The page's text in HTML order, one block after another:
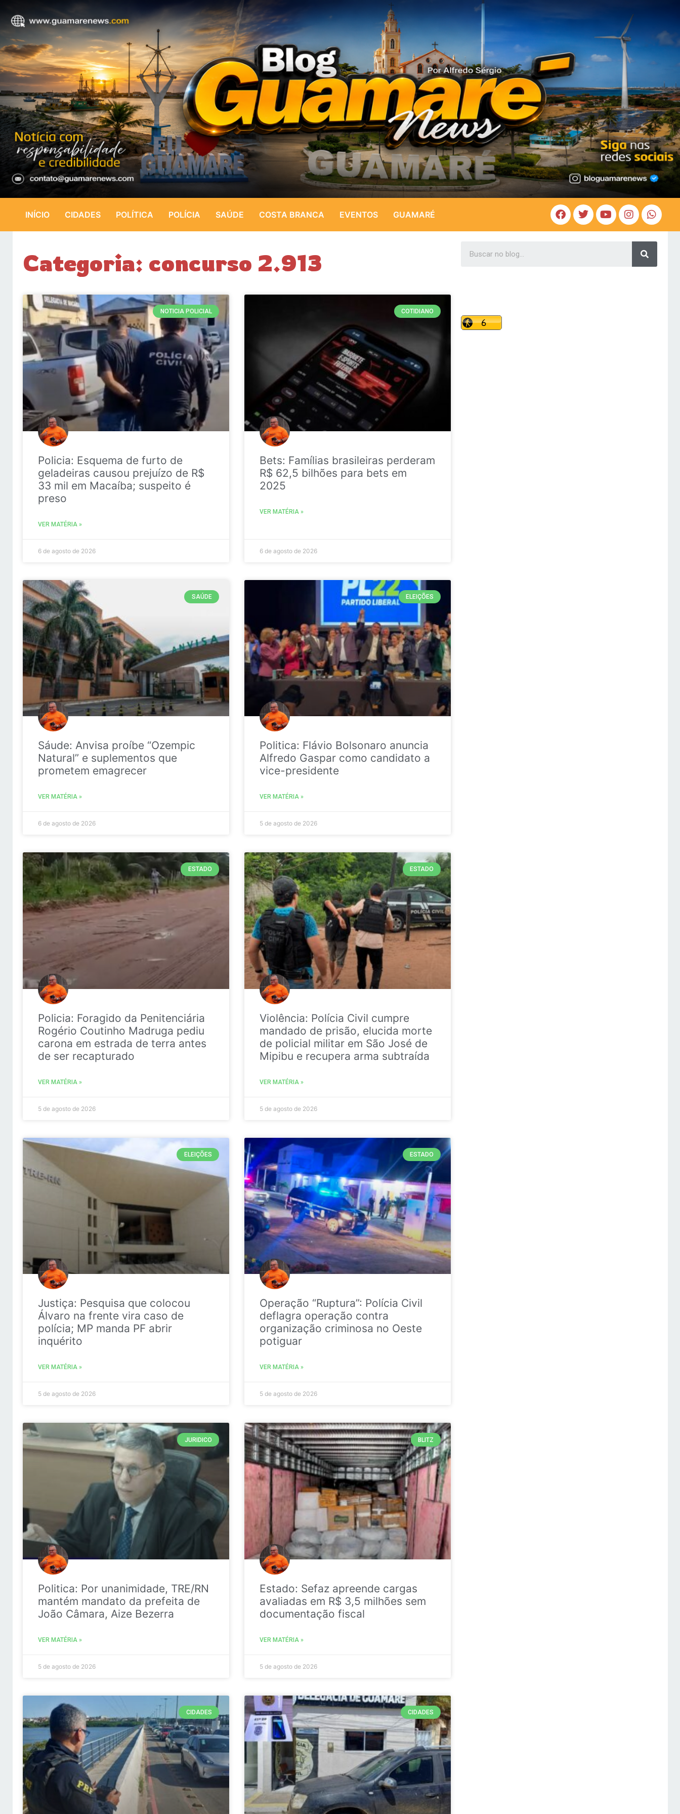
INÍCIO CIDADES POLÍTICA POLÍCIA SAÚDE COSTA BRANCA EVENTOS GUAMARÉ
Categoria: concurso 2.913
NOTICIA POLICIAL
Policia: Esquema de furto de
geladeiras causou prejuízo de R$
33 mil em Macaíba; suspeito é
preso
VER MATÉRIA »
6 de agosto de 2026
COTIDIANO
Bets: Famílias brasileiras perderam
R$ 62,5 bilhões para bets em
2025
VER MATÉRIA »
6 de agosto de 2026
SAÚDE
Sáude: Anvisa proíbe “Ozempic
Natural” e suplementos que
prometem emagrecer
VER MATÉRIA »
6 de agosto de 2026
ELEIÇÕES
Politica: Flávio Bolsonaro anuncia
Alfredo Gaspar como candidato a
vice-presidente
VER MATÉRIA »
5 de agosto de 2026
ESTADO
Policia: Foragido da Penitenciária
Rogério Coutinho Madruga pediu
carona em estrada de terra antes
de ser recapturado
VER MATÉRIA »
5 de agosto de 2026
ESTADO
Violência: Polícia Civil cumpre
mandado de prisão, elucida morte
de policial militar em São José de
Mipibu e recupera arma subtraída
VER MATÉRIA »
5 de agosto de 2026
ELEIÇÕES
Justiça: Pesquisa que colocou
Álvaro na frente vira caso de
polícia; MP manda PF abrir
inquérito
VER MATÉRIA »
5 de agosto de 2026
ESTADO
Operação “Ruptura”: Polícia Civil
deflagra operação contra
organização criminosa no Oeste
potiguar
VER MATÉRIA »
5 de agosto de 2026
JURIDICO
Politica: Por unanimidade, TRE/RN
mantém mandato da prefeita de
João Câmara, Aize Bezerra
VER MATÉRIA »
5 de agosto de 2026
BLITZ
Estado: Sefaz apreende cargas
avaliadas em R$ 3,5 milhões sem
documentação fiscal
VER MATÉRIA »
5 de agosto de 2026
CIDADES CIDADES